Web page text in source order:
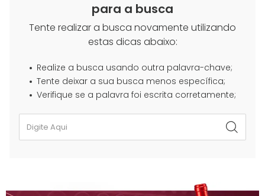
para a busca
Tente realizar a busca novamente utilizando
estas dicas abaixo:
Realize a busca usando outra palavra-chave;
Tente deixar a sua busca menos específica;
Verifique se a palavra foi escrita corretamente;